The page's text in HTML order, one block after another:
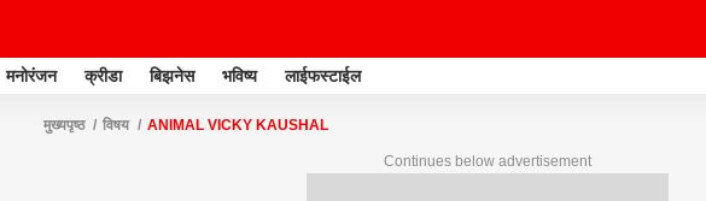
मनोरंजन क्रीडा बिझनेस भविष्य लाईफस्टाईल
मुख्यपृष्ठ विषय ANIMAL VICKY KAUSHAL
Continues below advertisement